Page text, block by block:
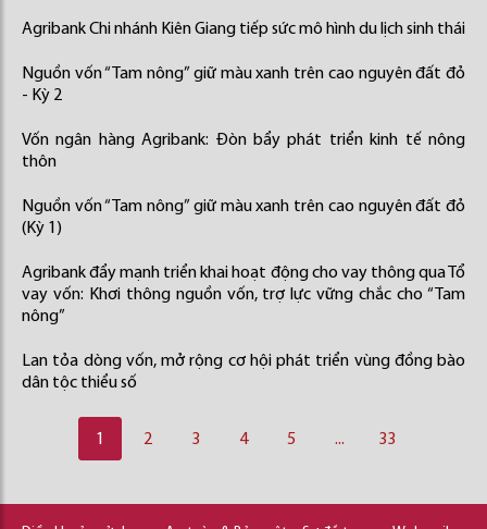
Agribank Chi nhánh Kiên Giang tiếp sức mô hình du lịch sinh thái
Nguồn vốn “Tam nông” giữ màu xanh trên cao nguyên đất đỏ
- Kỳ 2
Vốn ngân hàng Agribank: Đòn bẩy phát triển kinh tế nông
thôn
Nguồn vốn “Tam nông” giữ màu xanh trên cao nguyên đất đỏ
(Kỳ 1)
Agribank đẩy mạnh triển khai hoạt động cho vay thông qua Tổ
vay vốn: Khơi thông nguồn vốn, trợ lực vững chắc cho “Tam
nông”
Lan tỏa dòng vốn, mở rộng cơ hội phát triển vùng đồng bào
dân tộc thiểu số
1 2 3 4 5 ... 33